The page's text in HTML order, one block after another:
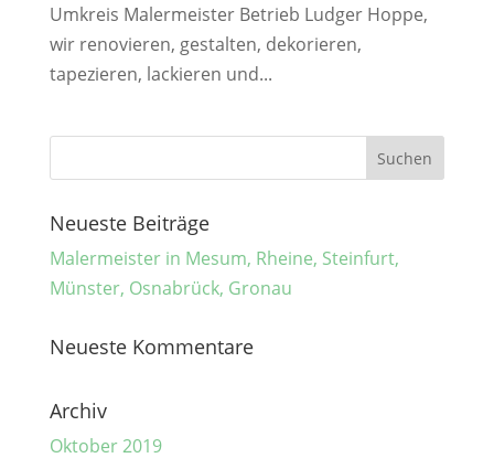
Umkreis Malermeister Betrieb Ludger Hoppe,
wir renovieren, gestalten, dekorieren,
tapezieren, lackieren und...
Neueste Beiträge
Malermeister in Mesum, Rheine, Steinfurt,
Münster, Osnabrück, Gronau
Neueste Kommentare
Archiv
Oktober 2019